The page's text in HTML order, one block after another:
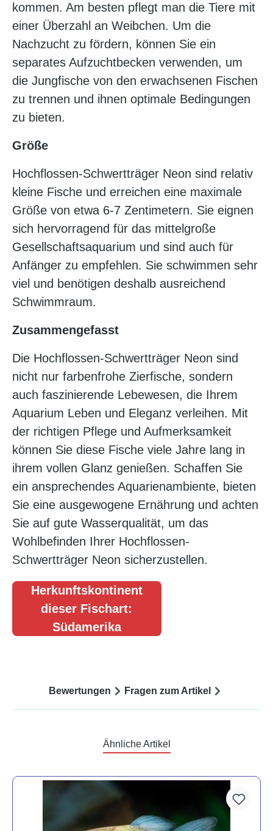
kommen. Am besten pflegt man die Tiere mit
einer Überzahl an Weibchen. Um die
Nachzucht zu fördern, können Sie ein
separates Aufzuchtbecken verwenden, um
die Jungfische von den erwachsenen Fischen
zu trennen und ihnen optimale Bedingungen
zu bieten.
Größe
Hochflossen-Schwertträger Neon sind relativ
kleine Fische und erreichen eine maximale
Größe von etwa 6-7 Zentimetern. Sie eignen
sich hervorragend für das mittelgroße
Gesellschaftsaquarium und sind auch für
Anfänger zu empfehlen. Sie schwimmen sehr
viel und benötigen deshalb ausreichend
Schwimmraum.
Zusammengefasst
Die Hochflossen-Schwertträger Neon sind
nicht nur farbenfrohe Zierfische, sondern
auch faszinierende Lebewesen, die Ihrem
Aquarium Leben und Eleganz verleihen. Mit
der richtigen Pflege und Aufmerksamkeit
können Sie diese Fische viele Jahre lang in
ihrem vollen Glanz genießen. Schaffen Sie
ein ansprechendes Aquarienambiente, bieten
Sie eine ausgewogene Ernährung und achten
Sie auf gute Wasserqualität, um das
Wohlbefinden Ihrer Hochflossen-
Schwertträger Neon sicherzustellen.
Herkunftskontinent
dieser Fischart:
Südamerika
Bewertungen Fragen zum Artikel
Ähnliche Artikel